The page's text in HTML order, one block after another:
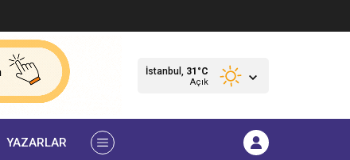
İstanbul, 31 °C
Açık
YAZARLAR